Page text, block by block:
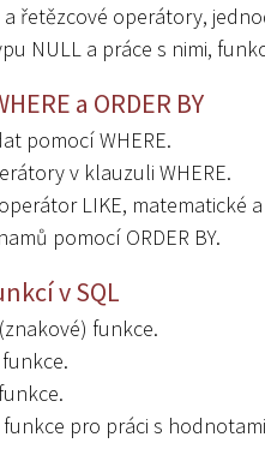
a řetězcové operátory,
NULL a práce s nimi,
a ORDER BY
pomocí WHERE.
v klauzuli WHERE.
LIKE, matematické
pomocí ORDER BY.
v SQL
funkce.
funkce pro práci s